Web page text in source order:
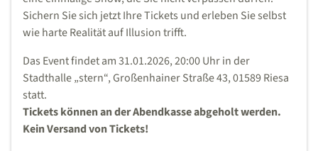
Sichern Sie sich jetzt Ihre Tickets und erleben Sie selbst
wie harte Realität auf Illusion trifft.
Das Event findet am 31.01.2026, 20:00 Uhr in der
Stadthalle „stern“, Großenhainer Straße 43, 01589 Riesa
statt.
Tickets können an der Abendkasse abgeholt werden.
Kein Versand von Tickets!